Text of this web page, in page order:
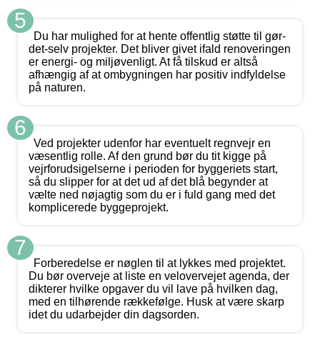
5
Du har mulighed for at hente offentlig støtte til gør-
det-selv projekter. Det bliver givet ifald renoveringen
er energi- og miljøvenligt. At få tilskud er altså
afhængig af at ombygningen har positiv indfyldelse
på naturen.
6
Ved projekter udenfor har eventuelt regnvejr en
væsentlig rolle. Af den grund bør du tit kigge på
vejrforudsigelserne i perioden for byggeriets start,
så du slipper for at det ud af det blå begynder at
vælte ned nøjagtig som du er i fuld gang med det
komplicerede byggeprojekt.
7
Forberedelse er nøglen til at lykkes med projektet.
Du bør overveje at liste en velovervejet agenda, der
dikterer hvilke opgaver du vil lave på hvilken dag,
med en tilhørende rækkefølge. Husk at være skarp
idet du udarbejder din dagsorden.